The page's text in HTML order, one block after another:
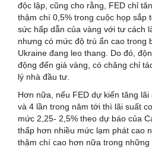
độc lập, cũng cho rằng, FED chỉ
thậm chí 0,5% trong cuộc họp sắp
sức hấp dẫn của vàng với tư cách
nhưng có mức độ trú ẩn cao trong
Ukraine đang leo thang. Do đó,
động đến giá vàng, có chăng chỉ
lý nhà đầu tư.
Hơn nữa, nếu FED dự kiến tăng
và 4 lần trong năm tới thì lãi suất
mức 2,25- 2,5% theo dự báo của
thấp hơn nhiều mức lạm phát cao
thậm chí cao hơn nữa trong những